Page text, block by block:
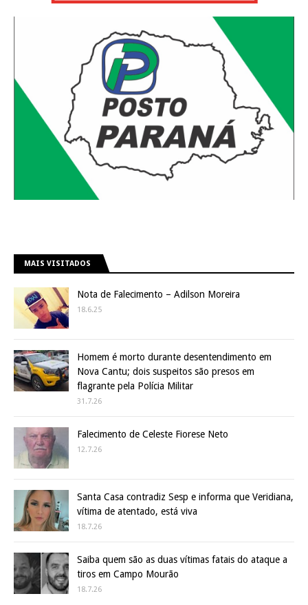
MAIS VISITADOS
Nota de Falecimento – Adilson Moreira
18.6.25
Homem é morto durante desentendimento em
Nova Cantu; dois suspeitos são presos em
flagrante pela Polícia Militar
31.7.26
Falecimento de Celeste Fiorese Neto
12.7.26
Santa Casa contradiz Sesp e informa que Veridiana,
vítima de atentado, está viva
18.7.26
Saiba quem são as duas vítimas fatais do ataque a
tiros em Campo Mourão
18.7.26